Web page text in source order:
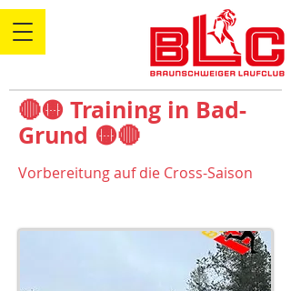
🔴🟡 Training in Bad-
Grund 🟡🔴
Vorbereitung auf die Cross-Saison